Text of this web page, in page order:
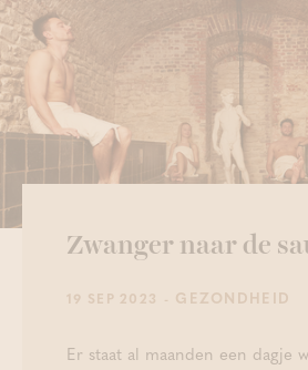
Zwanger naar de
19 SEP 2023 - GEZONDHEID
Er staat al maanden een dagje